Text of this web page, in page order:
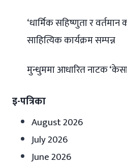
‘धार्मिक सहिष्णुता र
साहित्यिक कार्यक्रम सम्पन्न
मुन्धुममा आधारित नाटक
इ-पत्रिका
August 2026
July 2026
June 2026